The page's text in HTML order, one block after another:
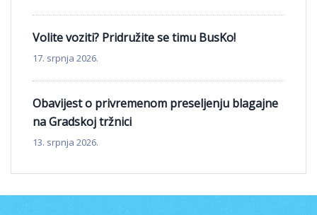
Volite voziti? Pridružite se timu BusKo!
17. srpnja 2026.
Obavijest o privremenom preseljenju blagajne
na Gradskoj tržnici
13. srpnja 2026.